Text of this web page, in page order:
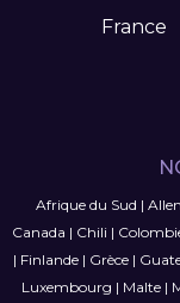
France
Afrique du Sud |
Canada | Chili |
| Finlande| Grèce|
Luxembourg | Malte|